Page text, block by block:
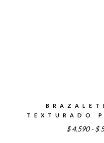
TEXTURADO
$ 4.590 - $